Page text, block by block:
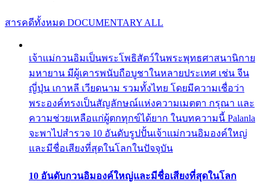
สารคดีทั้งหมด DOCUMENTARY ALL
เจ้าแม่กวนอิมเป็นพระโพธิสัตว์ในพระพุทธศาสนานิกาย
มหายาน มีผู้เคารพนับถือบูชาในหลายประเทศ เช่น จีน
ญี่ปุ่น เกาหลี เวียดนาม รวมทั้งไทย โดยมีความเชื่อว่า
พระองค์ทรงเป็นสัญลักษณ์แห่งความเมตตา กรุณา และ
ความช่วยเหลือแก่ผู้ตกทุกข์ได้ยาก ในบทความนี้ Palanla
จะพาไปสำรวจ 10 อันดับรูปปั้นเจ้าแม่กวนอิมองค์ใหญ่
และมีชื่อเสียงที่สุดในโลกในปัจจุบัน
10 อันดับกวนอิมองค์ใหญ่และมีชื่อเสียงที่สุดในโลก